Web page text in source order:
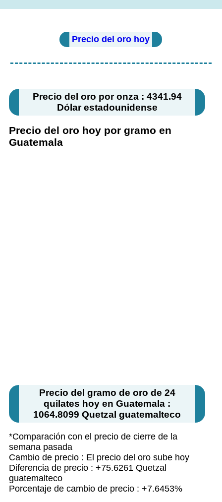
Precio del oro hoy
Precio del oro por onza : 4341.94
Dólar estadounidense
Precio del oro hoy por gramo en
Guatemala
Precio del gramo de oro de 24
quilates hoy en Guatemala :
1064.8099 Quetzal guatemalteco
*Comparación con el precio de cierre de la
semana pasada
Cambio de precio : El precio del oro sube hoy
Diferencia de precio : +75.6261 Quetzal
guatemalteco
Porcentaje de cambio de precio : +7.6453%